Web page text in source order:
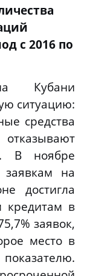
с 2016 по
Кубани
ситуацию:
средства
В ноябре
на
достигла
кредитам в
заявок,
место в